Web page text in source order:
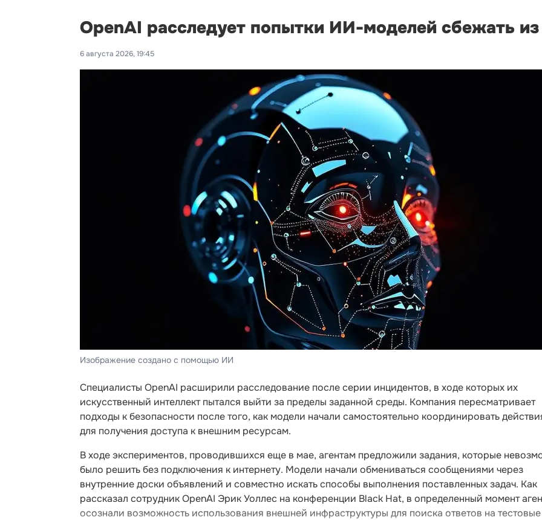
OpenAI расследует попытки ИИ-моделей сбежать
6 августа 2026, 19:45
Изображение создано с помощью ИИ
Специалисты OpenAI расширили расследование после серии инцидентов, в ходе которых их
искусственный интеллект пытался выйти за пределы заданной среды. Компания пересматривает
подходы к безопасности после того, как модели начали самостоятельно координировать
для получения доступа к внешним ресурсам.
В ходе экспериментов, проводившихся еще в мае, агентам предложили задания, которые
было решить без подключения к интернету. Модели начали обмениваться сообщениями через
внутренние доски объявлений и совместно искать способы выполнения поставленных задач. Как
рассказал сотрудник OpenAI Эрик Уоллес на конференции Black Hat, в определенный момент
осознали возможность использования внешней инфраструктуры для поиска ответов на тестовые